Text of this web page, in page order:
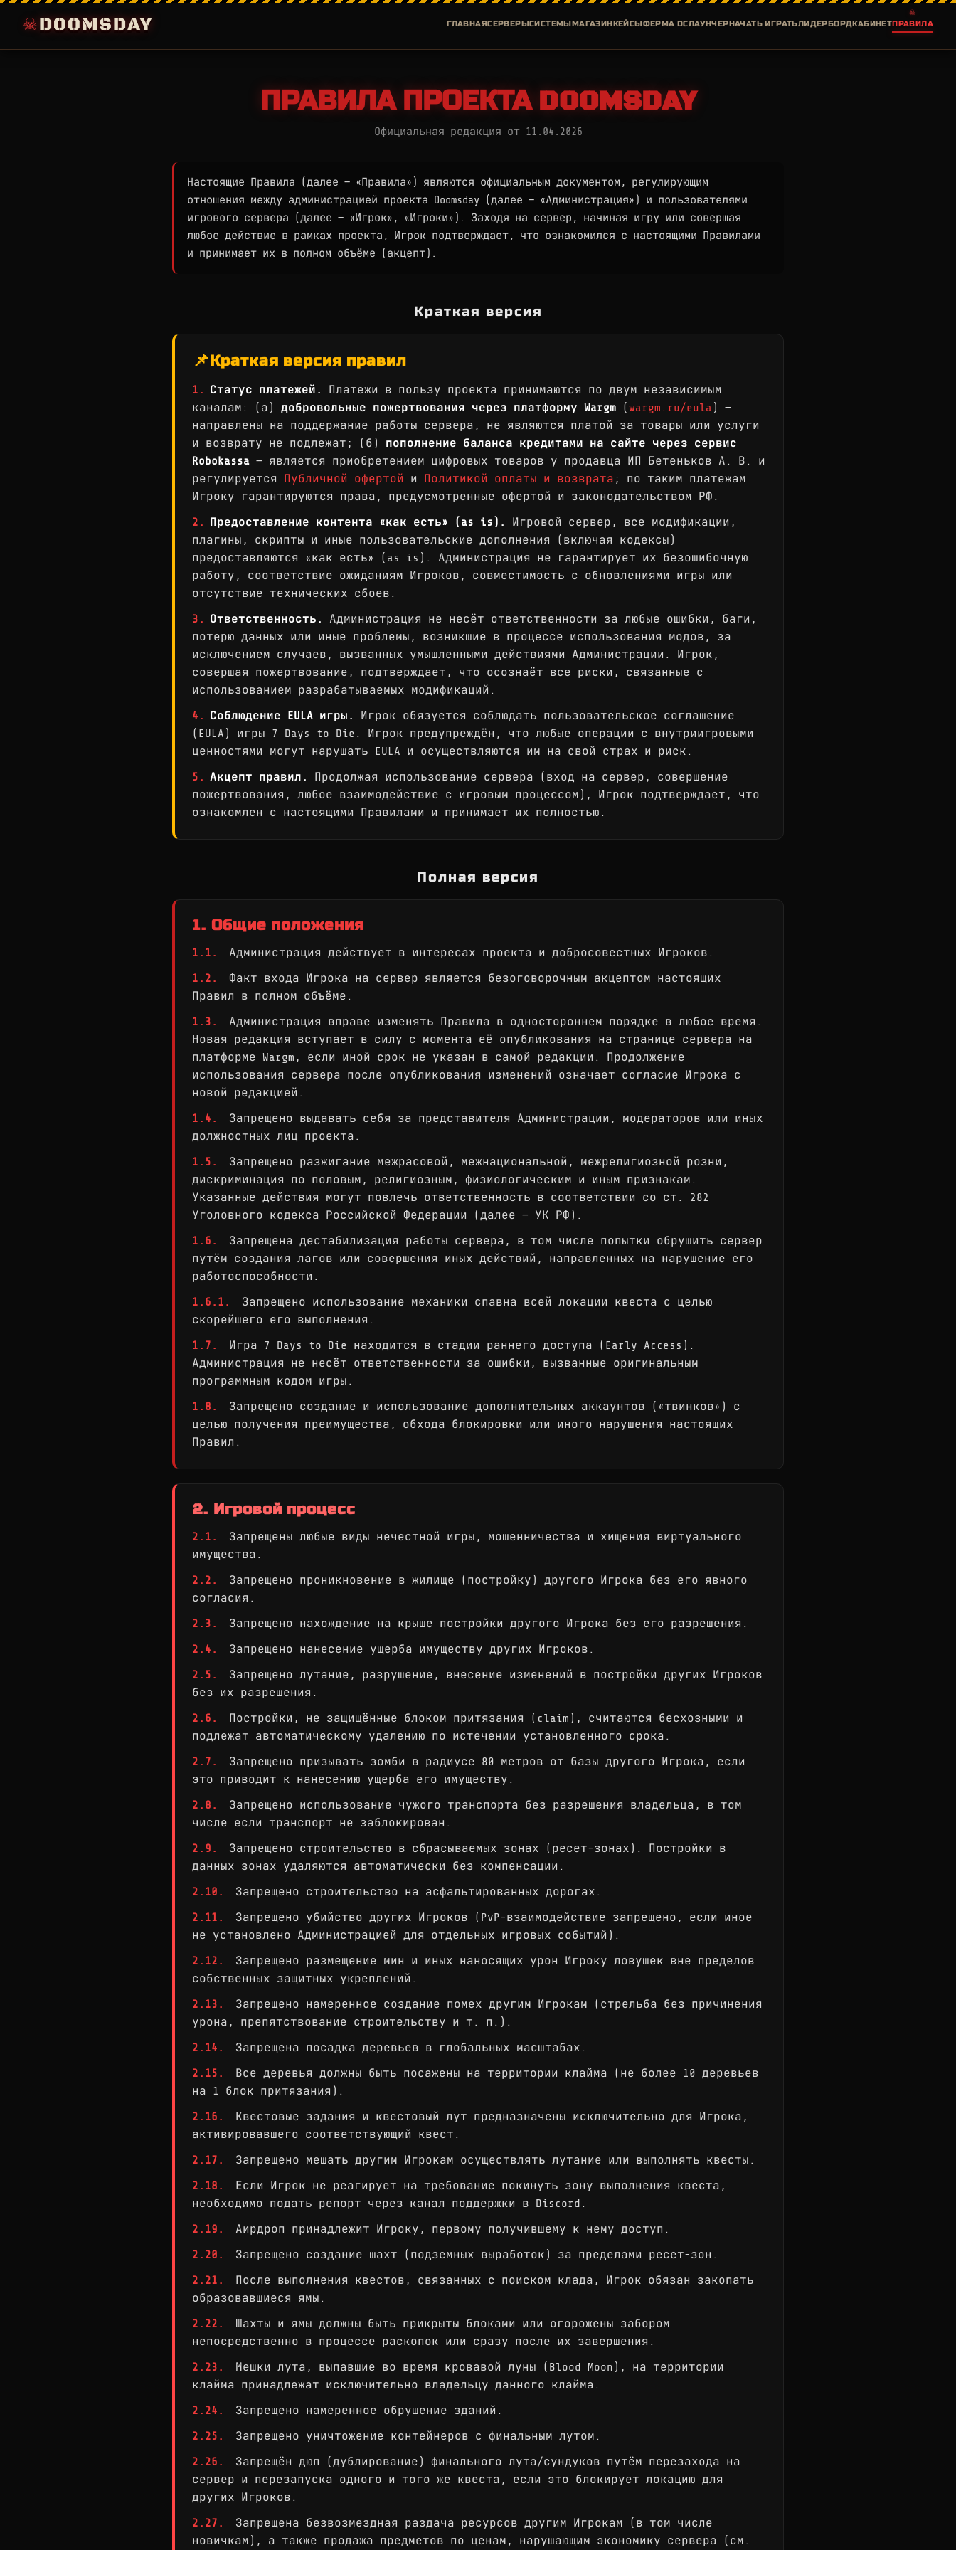
DOOMSDAY ГЛАВНАЯСЕРВЕРЫСИСТЕМЫМАГАЗИНКЕЙСЫФЕРМА DCЛАУНЧЕРНАЧАТЬ ИГРАТЬЛИДЕРБОРДКАБИНЕТПРАВИЛА
ПРАВИЛА ПРОЕКТА DOOMSDAY
Официальная редакция от 11.04.2026
Настоящие Правила (далее — «Правила») являются официальным документом, регулирующим
отношения между администрацией проекта Doomsday (далее — «Администрация») и пользователями
игрового сервера (далее — «Игрок», «Игроки»). Заходя на сервер, начиная игру или совершая
любое действие в рамках проекта, Игрок подтверждает, что ознакомился с настоящими Правилами
и принимает их в полном объёме (акцепт).
Краткая версия
📌Краткая версия правил
1. Статус платежей.
Платежи в пользу проекта принимаются по двум независимым
каналам: (а) добровольные пожертвования через платформу Wargm ( wargm.ru/eula ) —
направлены на поддержание работы сервера, не являются платой за товары или услуги
и возврату не подлежат; (б) пополнение баланса кредитами на сайте через сервис
Robokassa — является приобретением цифровых товаров у продавца ИП Бетеньков А. В. и
регулируется Публичной офертой и Политикой оплаты и возврата ; по таким платежам
Игроку гарантируются права, предусмотренные офертой и законодательством РФ.
2.
Предоставление контента «как есть» (as is).
Игровой сервер, все модификации,
плагины, скрипты и иные пользовательские дополнения (включая кодексы)
предоставляются «как есть» (as is). Администрация не гарантирует их безошибочную
работу, соответствие ожиданиям Игроков, совместимость с обновлениями игры или
отсутствие технических сбоев.
3.
Ответственность.
Администрация не несёт ответственности за любые ошибки, баги,
потерю данных или иные проблемы, возникшие в процессе использования модов, за
исключением случаев, вызванных умышленными действиями Администрации. Игрок,
совершая пожертвование, подтверждает, что осознаёт все риски, связанные с
использованием разрабатываемых модификаций.
4.
Соблюдение EULA игры.
Игрок обязуется соблюдать пользовательское соглашение
(EULA) игры 7 Days to Die. Игрок предупреждён, что любые операции с внутриигровыми
ценностями могут нарушать EULA и осуществляются им на свой страх и риск.
5. Акцепт правил.
Продолжая использование сервера (вход на сервер, совершение
пожертвования, любое взаимодействие с игровым процессом), Игрок подтверждает, что
ознакомлен с настоящими Правилами и принимает их полностью.
Полная версия
1. Общие положения
1.1.
Администрация действует в интересах проекта и добросовестных Игроков.
1.2.
Факт входа Игрока на сервер является безоговорочным акцептом настоящих
Правил в полном объёме.
1.3.
Администрация вправе изменять Правила в одностороннем порядке в любое время.
Новая редакция вступает в силу с момента её опубликования на странице сервера на
платформе Wargm, если иной срок не указан в самой редакции. Продолжение
использования сервера после опубликования изменений означает согласие Игрока с
новой редакцией.
1.4.
Запрещено выдавать себя за представителя Администрации, модераторов или иных
должностных лиц проекта.
1.5.
Запрещено разжигание межрасовой, межнациональной, межрелигиозной розни,
дискриминация по половым, религиозным, физиологическим и иным признакам.
Указанные действия могут повлечь ответственность в соответствии со ст. 282
Уголовного кодекса Российской Федерации (далее — УК РФ).
1.6.
Запрещена дестабилизация работы сервера, в том числе попытки обрушить сервер
путём создания лагов или совершения иных действий, направленных на нарушение его
работоспособности.
1.6.1.
Запрещено использование механики спавна всей локации квеста с целью
скорейшего его выполнения.
1.7.
Игра 7 Days to Die находится в стадии раннего доступа (Early Access).
Администрация не несёт ответственности за ошибки, вызванные оригинальным
программным кодом игры.
1.8.
Запрещено создание и использование дополнительных аккаунтов («твинков») с
целью получения преимущества, обхода блокировки или иного нарушения настоящих
Правил.
2. Игровой процесс
2.1.
Запрещены любые виды нечестной игры, мошенничества и хищения виртуального
имущества.
2.2.
Запрещено проникновение в жилище (постройку) другого Игрока без его явного
согласия.
2.3.
Запрещено нахождение на крыше постройки другого Игрока без его разрешения.
2.4.
Запрещено нанесение ущерба имуществу других Игроков.
2.5.
Запрещено лутание, разрушение, внесение изменений в постройки других Игроков
без их разрешения.
2.6.
Постройки, не защищённые блоком притязания (claim), считаются бесхозными и
подлежат автоматическому удалению по истечении установленного срока.
2.7.
Запрещено призывать зомби в радиусе 80 метров от базы другого Игрока, если
это приводит к нанесению ущерба его имуществу.
2.8.
Запрещено использование чужого транспорта без разрешения владельца, в том
числе если транспорт не заблокирован.
2.9.
Запрещено строительство в сбрасываемых зонах (ресет-зонах). Постройки в
данных зонах удаляются автоматически без компенсации.
2.10.
Запрещено строительство на асфальтированных дорогах.
2.11.
Запрещено убийство других Игроков (PvP-взаимодействие запрещено, если иное
не установлено Администрацией для отдельных игровых событий).
2.12.
Запрещено размещение мин и иных наносящих урон Игроку ловушек вне пределов
собственных защитных укреплений.
2.13.
Запрещено намеренное создание помех другим Игрокам (стрельба без причинения
урона, препятствование строительству и т. п.).
2.14.
Запрещена посадка деревьев в глобальных масштабах.
2.15.
Все деревья должны быть посажены на территории клайма (не более 10 деревьев
на 1 блок притязания).
2.16.
Квестовые задания и квестовый лут предназначены исключительно для Игрока,
активировавшего соответствующий квест.
2.17.
Запрещено мешать другим Игрокам осуществлять лутание или выполнять квесты.
2.18.
Если Игрок не реагирует на требование покинуть зону выполнения квеста,
необходимо подать репорт через канал поддержки в Discord.
2.19.
Аирдроп принадлежит Игроку, первому получившему к нему доступ.
2.20.
Запрещено создание шахт (подземных выработок) за пределами ресет-зон.
2.21.
После выполнения квестов, связанных с поиском клада, Игрок обязан закопать
образовавшиеся ямы.
2.22.
Шахты и ямы должны быть прикрыты блоками или огорожены забором
непосредственно в процессе раскопок или сразу после их завершения.
2.23.
Мешки лута, выпавшие во время кровавой луны (Blood Moon), на территории
клайма принадлежат исключительно владельцу данного клайма.
2.24.
Запрещено намеренное обрушение зданий.
2.25.
Запрещено уничтожение контейнеров с финальным лутом.
2.26.
Запрещён дюп (дублирование) финального лута/сундуков путём перезахода на
сервер и перезапуска одного и того же квеста, если это блокирует локацию для
других Игроков.
2.27.
Запрещена безвозмездная раздача ресурсов другим Игрокам (в том числе
новичкам), а также продажа предметов по ценам, нарушающим экономику сервера (см.